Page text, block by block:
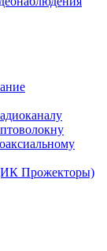
(ИК Прожекторы)